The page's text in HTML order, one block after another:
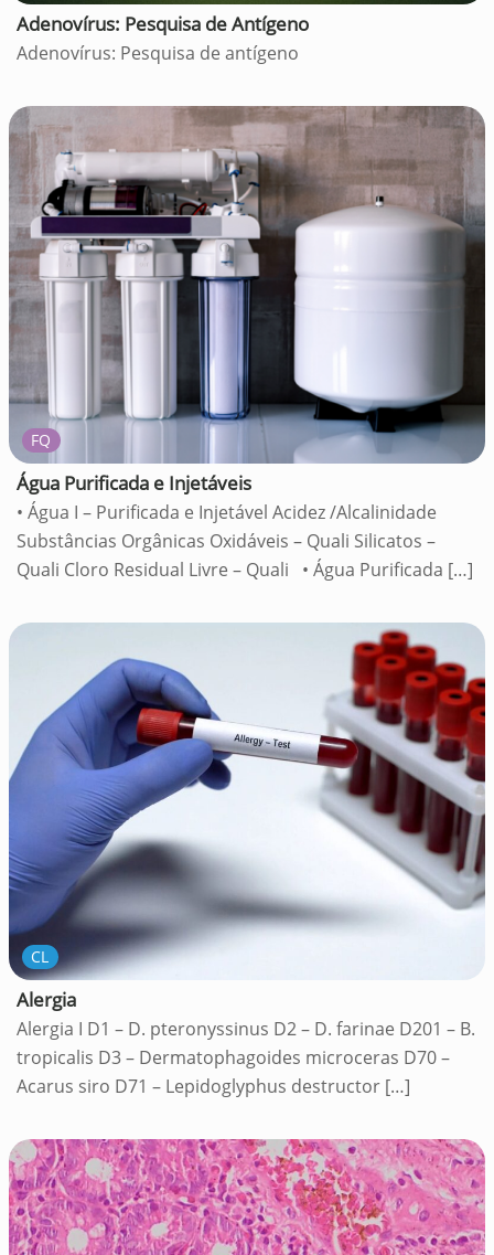
Adenovírus: Pesquisa de Antígeno
Adenovírus: Pesquisa de antígeno
FQ
Água Purificada e Injetáveis
• Água I – Purificada e Injetável Acidez /Alcalinidade
Substâncias Orgânicas Oxidáveis – Quali Silicatos –
Quali Cloro Residual Livre – Quali • Água Purificada […]
CL
Alergia
Alergia I D1 – D. pteronyssinus D2 – D. farinae D201 – B.
tropicalis D3 – Dermatophagoides microceras D70 –
Acarus siro D71 – Lepidoglyphus destructor […]